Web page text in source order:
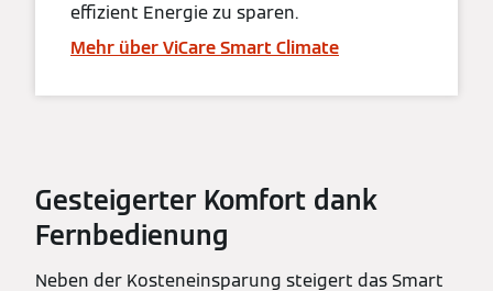
effizient Energie zu sparen.
Mehr über ViCare Smart Climate
Gesteigerter Komfort dank
Fernbedienung
Neben der Kosteneinsparung steigert das Smart